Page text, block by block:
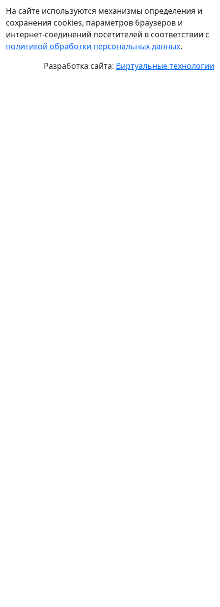
На сайте используются механизмы определения и
сохранения cookies, параметров браузеров и
интернет-соединений посетителей в соответствии с
политикой обработки персональных данных.
Разработка сайта: Виртуальные технологии